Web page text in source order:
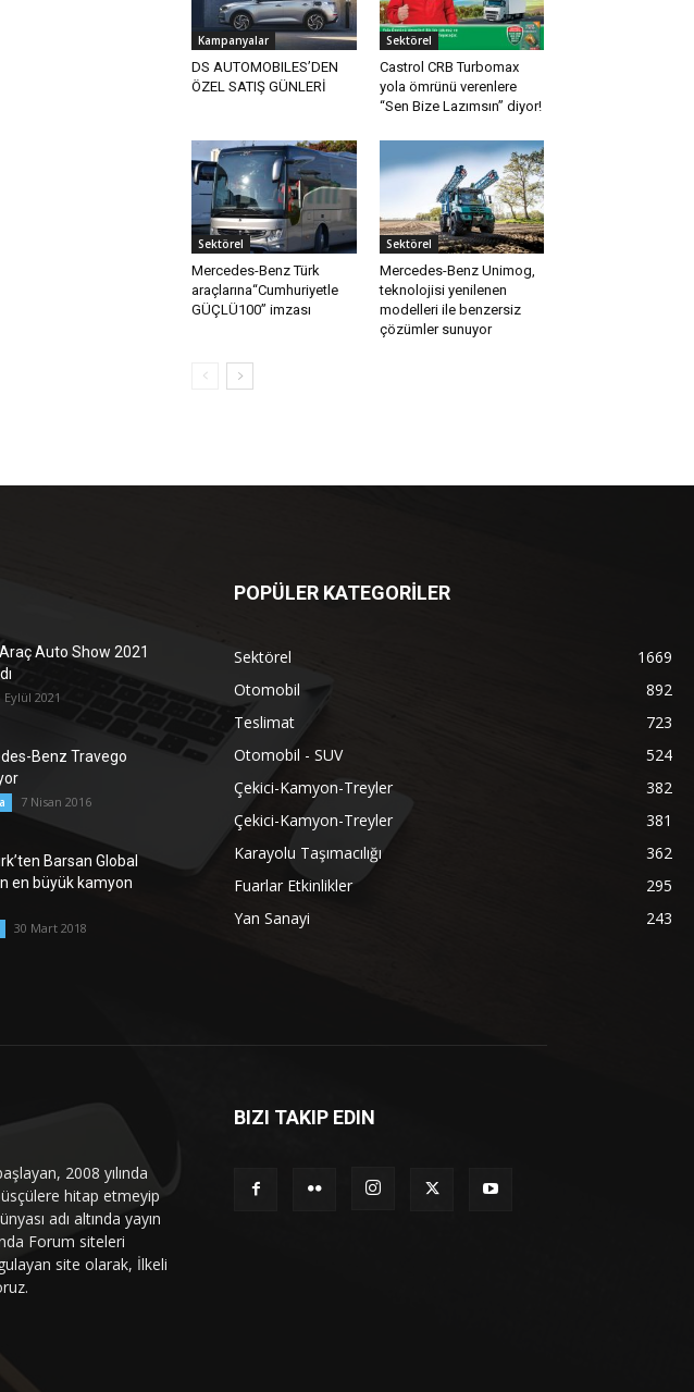
Kampanyalar
DS AUTOMOBILES’DEN
ÖZEL SATIŞ GÜNLERİ
Sektörel
Castrol CRB Turbomax
yola ömrünü verenlere
“Sen Bize Lazımsın” diyor!
Sektörel
Mercedes-Benz Türk
araçlarına“Cumhuriyetle
GÜÇLÜ100” imzası
Sektörel
Mercedes-Benz Unimog,
teknolojisi yenilenen
modelleri ile benzersiz
çözümler sunuyor
Auto Show 2021
Eylül 2021
Benz Travego
7 Nisan 2016
Barsan Global
en büyük kamyon
30 Mart 2018
POPÜLER KATEGORİLER
Sektörel
1669
Otomobil
892
Teslimat
723
Otomobil - SUV
524
Çekici-Kamyon-Treyler
382
Çekici-Kamyon-Treyler
381
Karayolu Taşımacılığı
362
Fuarlar Etkinlikler
295
Yan Sanayi
243
2008 yılında
hitap etmeyip
adı altında yayın
Forum siteleri
site olarak, İlkeli
BIZI TAKIP EDIN